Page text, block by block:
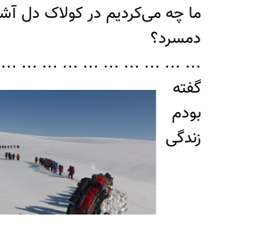
ما چه می‌کردیم در کولاک دل
دمسرد؟
... ... ... ... ... ... ... ... ...
گفته
بودم
زندگی